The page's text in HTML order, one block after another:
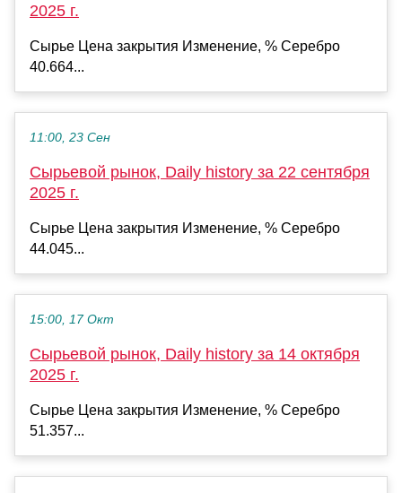
2025 г.
Сырье Цена закрытия Изменение, % Серебро
40.664...
11:00, 23 Сен
Сырьевой рынок, Daily history за 22 сентября
2025 г.
Сырье Цена закрытия Изменение, % Серебро
44.045...
15:00, 17 Окт
Сырьевой рынок, Daily history за 14 октября
2025 г.
Сырье Цена закрытия Изменение, % Серебро
51.357...